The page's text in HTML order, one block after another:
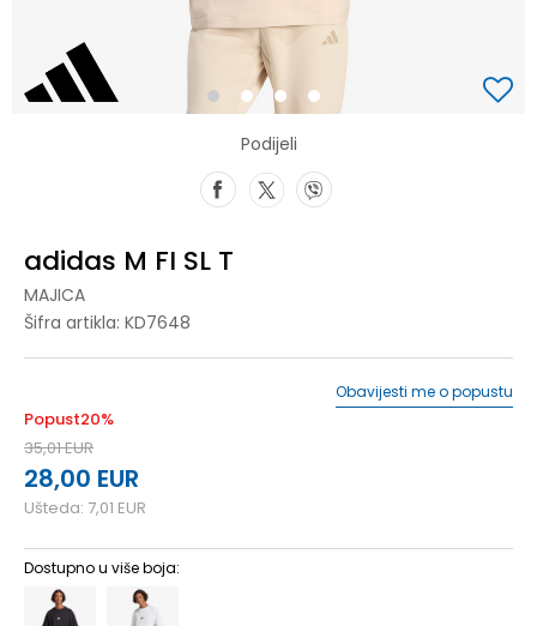
1 2 3 4
Podijeli
adidas M FI SL T
MAJICA
Šifra artikla: KD7648
Popust20%
35,01EUR
28,00 EUR
Ušteda: 7,01 EUR
Obavijesti me o popustu
Dostupno u više boja: